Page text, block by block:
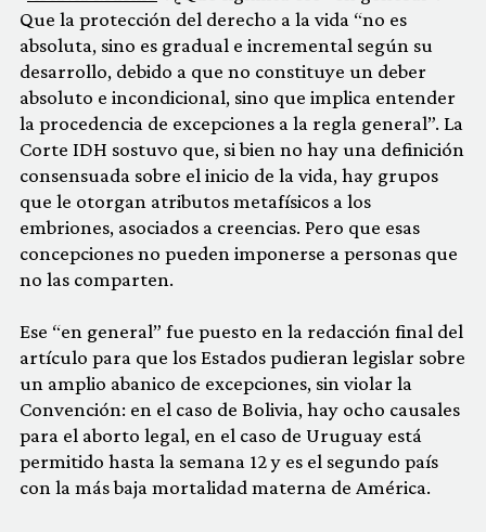
Que la protección del derecho a la vida “no es
absoluta, sino es gradual e incremental según su
desarrollo, debido a que no constituye un deber
absoluto e incondicional, sino que implica entender
la procedencia de excepciones a la regla general”. La
Corte IDH sostuvo que, si bien no hay una definición
consensuada sobre el inicio de la vida, hay grupos
que le otorgan atributos metafísicos a los
embriones, asociados a creencias. Pero que esas
concepciones no pueden imponerse a personas que
no las comparten.
Ese “en general” fue puesto en la redacción final del
artículo para que los Estados pudieran legislar sobre
un amplio abanico de excepciones, sin violar la
Convención: en el caso de Bolivia, hay ocho causales
para el aborto legal, en el caso de Uruguay está
permitido hasta la semana 12 y es el segundo país
con la más baja mortalidad materna de América.